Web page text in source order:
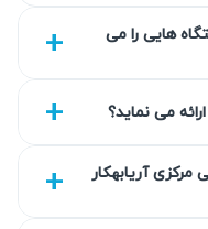
بین ۹۰ تا ۴۵۰ روزه خدمات تضمین کیفیت را
هایی را می
می نماید؟
مرکزی آریابهکار